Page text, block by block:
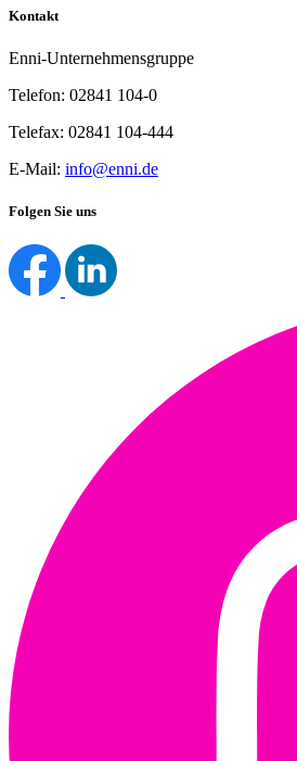
Kontakt
Enni-Unternehmensgruppe
Telefon: 02841 104-0
Telefax: 02841 104-444
E-Mail: info@enni.de
Folgen Sie uns